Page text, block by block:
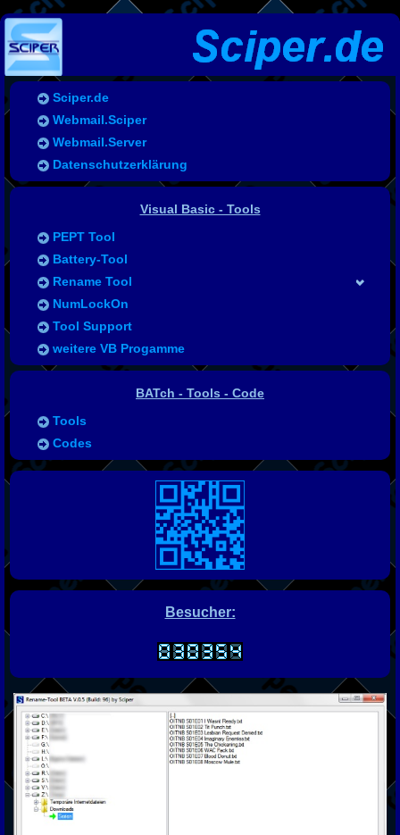
Sciper.de
Webmail.Sciper
Webmail.Server
Datenschutzerklärung
Visual Basic - Tools
PEPT Tool
Battery-Tool
Rename Tool
NumLockOn
Tool Support
weitere VB Progamme
BATch - Tools - Code
Tools
Codes
Besucher: